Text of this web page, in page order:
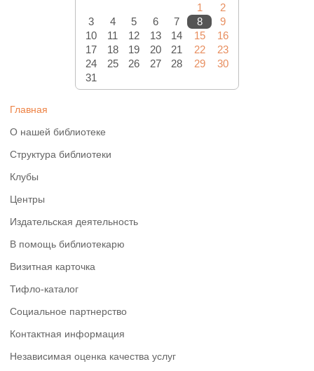
1
2
3
4 5 6 7 8
9
10
11 12 13 14 15
16
17
18 19 20 21 22
23
24
25 26 27 28 29
30
31
Главная
О нашей библиотеке
Структура библиотеки
Клубы
Центры
Издательская деятельность
В помощь библиотекарю
Визитная карточка
Тифло-каталог
Социальное партнерство
Контактная информация
Независимая оценка качества услуг